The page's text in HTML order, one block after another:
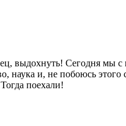
выдохнуть! Сегодня мы
наука и, не побоюсь этого
поехали!